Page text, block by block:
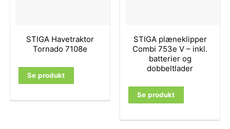
STIGA Havetraktor
Tornado 7108e
Se produkt
STIGA plæneklipper
Combi 753e V – inkl.
batterier og
dobbeltlader
Se produkt